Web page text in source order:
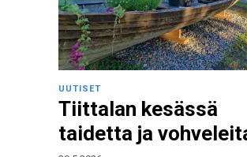
UUTISET
Tiittalan kesässä
taidetta ja